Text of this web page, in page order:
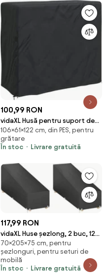
100,99 RON
vidaXL Husă pentru suport de
lemne Negru 61 x 122 x 106 cm
țesătură
106×61×122 cm, din PES, pentru
grătare
În stoc
Livrare gratuită
117,99 RON
vidaXL Huse șezlong, 2 buc, 12
ocheți, 205x75x40/70 cm,
polietilenă
70×205×75 cm, pentru
șezlonguri, pentru seturi de
mobilă
În stoc
Livrare gratuită